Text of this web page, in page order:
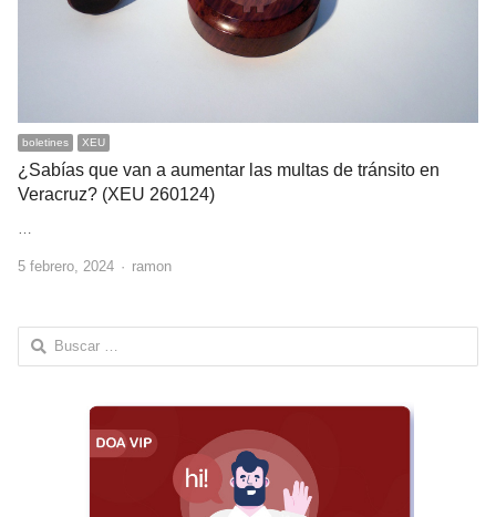
boletines XEU
¿Sabías que van a aumentar las multas de tránsito en
Veracruz? (XEU 260124)
5 febrero, 2024 Author
ramon
Buscar: